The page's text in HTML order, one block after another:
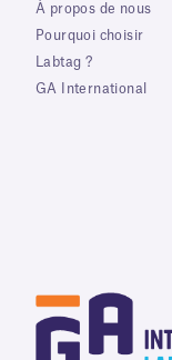
À propos de nous
Pourquoi choisir
Labtag ?
GA International